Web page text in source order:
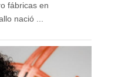
fábricas en
nació ...